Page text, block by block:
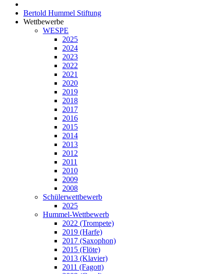
Bertold Hummel Stiftung
Wettbewerbe
WESPE
2025
2024
2023
2022
2021
2020
2019
2018
2017
2016
2015
2014
2013
2012
2011
2010
2009
2008
Schülerwettbewerb
2025
Hummel-Wettbewerb
2022 (Trompete)
2019 (Harfe)
2017 (Saxophon)
2015 (Flöte)
2013 (Klavier)
2011 (Fagott)